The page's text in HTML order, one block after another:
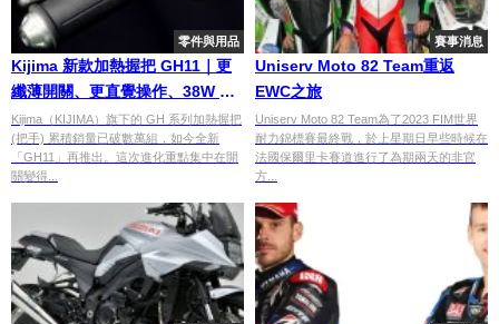
零件與用品
Kijima 新款加熱握把 GH11｜更
纖薄開關、更直覺操作、38W 強
勁加熱，三大升級一次看
Kijima（KIJIMA）旗下的 GH 系列加熱握把
(把手) 累積銷量已破數萬組，如今全新
「GH11」再推出。這次進化重點集中在開
關變得...
賽事消息
Uniserv Moto 82 Team重返
EWC之旅
Uniserv Moto 82 Team為了2023 FIM世界
耐力錦標賽最終戰，於上星期日早些時候在
法國保爾里卡賽道進行了為期兩天的非官
方...